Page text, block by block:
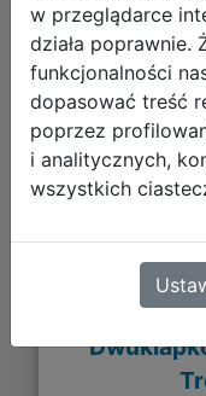
w przeglądarce
działa poprawnie.
funkcjonalności
dopasować treść
poprzez
i analitycznych,
wszystkich